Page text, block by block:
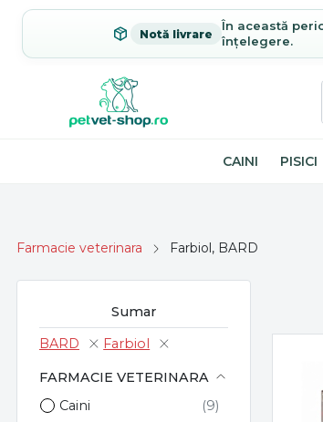
Notă livrare
În această
înțelegere.
CAINI PISICI
Farmacie veterinara Farbiol, BARD
Sumar
BARD
Farbiol
FARMACIE VETERINARA
Caini